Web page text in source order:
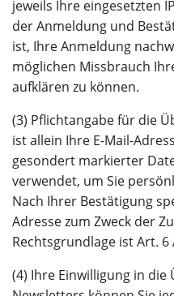
jeweils Ihre eingesetzten
der Anmeldung und
ist, Ihre Anmeldung
möglichen Missbrauch
aufklären zu können.
(3) Pflichtangabe für die
ist allein Ihre E-Mail-
gesondert markierter
verwendet, um Sie
Nach Ihrer Bestätigung
Adresse zum Zweck der
Rechtsgrundlage ist Art. 6
(4) Ihre Einwilligung in die